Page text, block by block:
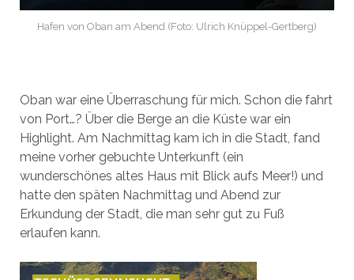
Hafen von Oban am Abend (Foto: Ulrich Knüppel-Gertberg)
Oban war eine Überraschung für mich. Schon die fahrt
von Port…? Über die Berge an die Küste war ein
Highlight. Am Nachmittag kam ich in die Stadt, fand
meine vorher gebuchte Unterkunft (ein
wunderschönes altes Haus mit Blick aufs Meer!) und
hatte den späten Nachmittag und Abend zur
Erkundung der Stadt, die man sehr gut zu Fuß
erlaufen kann.